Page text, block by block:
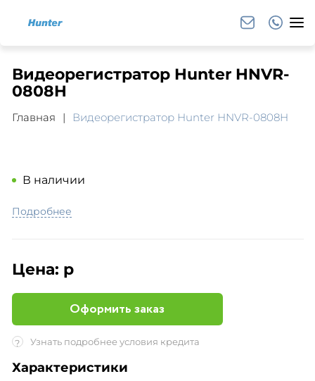
Видеорегистратор Hunter HNVR-
0808H
Главная Видеорегистратор Hunter HNVR-0808H
В наличии
Подробнее
Цена: р
Оформить заказ
? Узнать подробнее условия кредита
Характеристики